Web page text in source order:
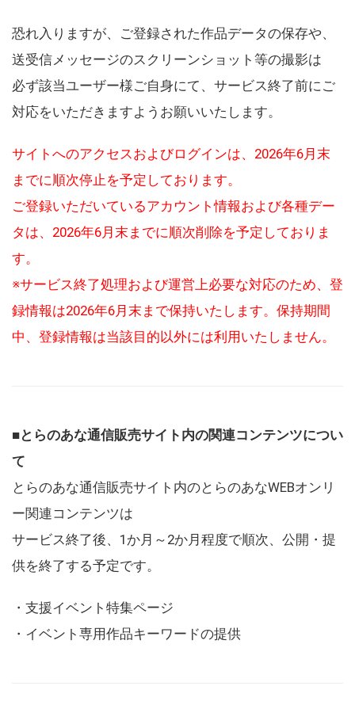
恐れ入りますが、ご登録された作品データの保存や、
送受信メッセージのスクリーンショット等の撮影は
必ず該当ユーザー様ご自身にて、サービス終了前にご
対応をいただきますようお願いいたします。
サイトへのアクセスおよびログインは、2026年6月末
までに順次停止を予定しております。
ご登録いただいているアカウント情報および各種デー
タは、2026年6月末までに順次削除を予定しておりま
す。
※サービス終了処理および運営上必要な対応のため、登
録情報は2026年6月末まで保持いたします。保持期間
中、登録情報は当該目的以外には利用いたしません。
■とらのあな通信販売サイト内の関連コンテンツについ
て
とらのあな通信販売サイト内のとらのあなWEBオンリ
ー関連コンテンツは
サービス終了後、1か月～2か月程度で順次、公開・提
供を終了する予定です。
・支援イベント特集ページ
・イベント専用作品キーワードの提供